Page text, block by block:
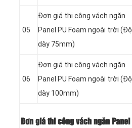
05
Đơn giá thi công vách ngăn
Panel PU Foam ngoài trời (Độ
dày 75mm)
06
Đơn giá thi công vách ngăn
Panel PU Foam ngoài trời (Độ
dày 100mm)
Đơn giá thi công vách ngăn Panel